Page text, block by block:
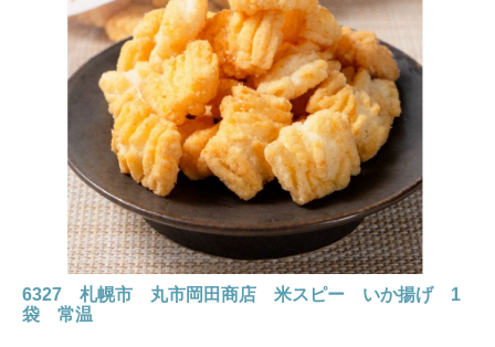
6327 札幌市 丸市岡田商店 米スピー いか揚げ 1
袋 常温